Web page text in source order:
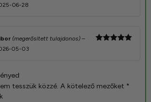
06-28
(megerősített tulajdonos) –
05-03
tesszük közzé. A kötelező mezőket *